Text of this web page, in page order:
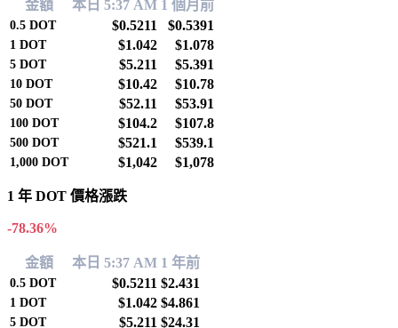
金額 本日 5:37 AM 1 個月前
0.5 DOT $0.5211 $0.5391
1 DOT $1.042 $1.078
5 DOT $5.211 $5.391
10 DOT $10.42 $10.78
50 DOT $52.11 $53.91
100 DOT $104.2 $107.8
500 DOT $521.1 $539.1
1,000 DOT $1,042 $1,078
1 年 DOT 價格漲跌
-78.36%
金額 本日 5:37 AM 1 年前
0.5 DOT $0.5211 $2.431
1 DOT $1.042 $4.861
5 DOT $5.211 $24.31